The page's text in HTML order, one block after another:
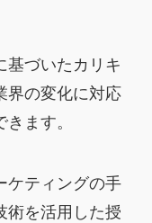
基づいたカリキ
界の変化に対応
ます。
ケティングの手
術を活用した授